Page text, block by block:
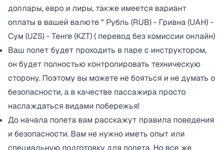
доллары, евро и лиры, также имеется вариант
оплаты в вашей валюте " Рубль (RUB) - Гривна (UAH) -
Сум (UZS) - Тенге (KZT) ( перевод без комиссии онлайн)
Ваш полет будет проходить в паре с инструктором,
он будет полностью контролировать техническую
сторону. Поэтому вы можете не бояться и не думать о
безопасности, а в качестве пассажира просто
наслаждаться видами побережья!
До начала полета вам расскажут правила поведения
и безопасности. Вам не нужно иметь опыт или
специальную подготовку для полета. Но все же